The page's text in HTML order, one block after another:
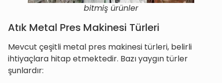
bitmiş ürünler
Atık Metal Pres Makinesi Türleri
Mevcut çeşitli metal pres makinesi türleri, belirli
ihtiyaçlara hitap etmektedir. Bazı yaygın türler
şunlardır: